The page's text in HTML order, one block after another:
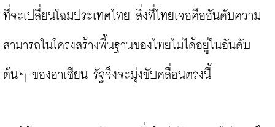
ที่จะเปลี่ยนโฉมประเทศไทย สิ่งที่ไทยเจอคืออันดับความ
สามารถในโครงสร้างพื้นฐานของไทยไม่ได้อยู่ในอันดับ
ต้นๆ ของอาเซียน รัฐจึงจะมุ่งขับคลื่อนตรงนี้